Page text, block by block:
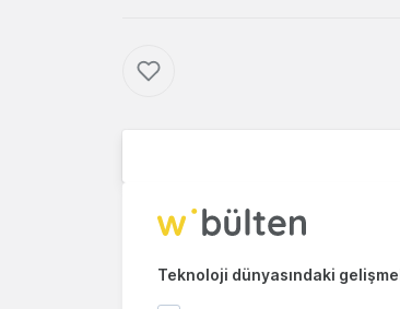
Teknoloji dünyasındaki